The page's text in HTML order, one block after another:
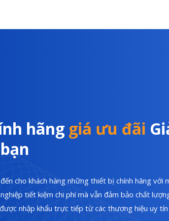
hãng giá ưu đãi
cho khách hàng những thiết bị chính hãng với
tiết kiệm chi phí mà vẫn đảm bảo chất
nhập khẩu trực tiếp từ các thương hiệu uy tín